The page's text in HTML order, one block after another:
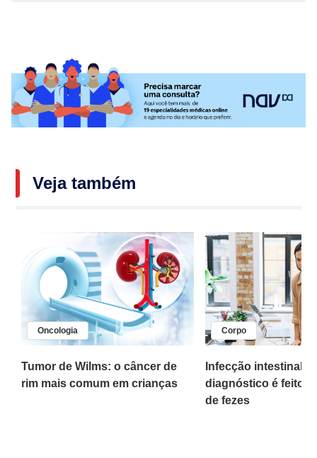
Veja também
Oncologia
Tumor de Wilms: o câncer de
rim mais comum em crianças
Corpo
Infecção intestinal
diagnóstico é feito
de fezes